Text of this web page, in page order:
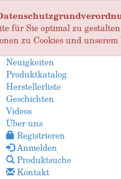
für Sie optimal zu
zu Cookies und
Neuigkeiten
Produktkatalog
Herstellerliste
Geschichten
Videos
Über uns
Registrieren
Anmelden
Produktsuche
Kontakt